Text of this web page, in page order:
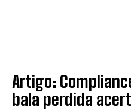
Artigo:
bala perdida